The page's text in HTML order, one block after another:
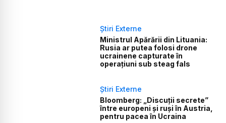
Știri Externe
Ministrul Apărării din Lituania:
Rusia ar putea folosi drone
ucrainene capturate în
operațiuni sub steag fals
Știri Externe
Bloomberg: „Discuții secrete”
între europeni și ruși în Austria,
pentru pacea în Ucraina